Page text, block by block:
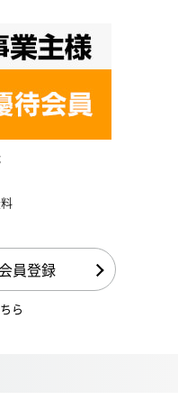
員登録
ら